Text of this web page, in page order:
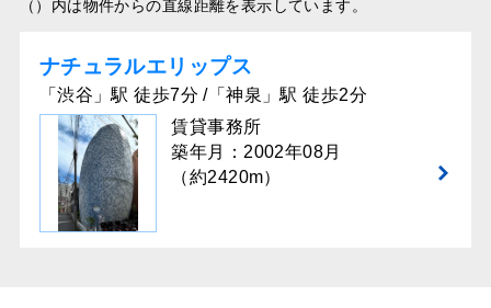
（）内は物件からの直線距離を表示しています。
ナチュラルエリップス
「渋谷」駅 徒歩7分 /「神泉」駅 徒歩2分
賃貸事務所
築年月：2002年08月
（約2420m）